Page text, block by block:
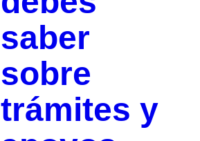
saber
sobre
trámites y